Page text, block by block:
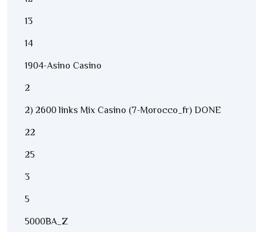
13
14
1904-Asino Casino
2
2) 2600 links Mix Casino (7-Morocco_fr) DONE
22
25
3
5
5000BA_Z